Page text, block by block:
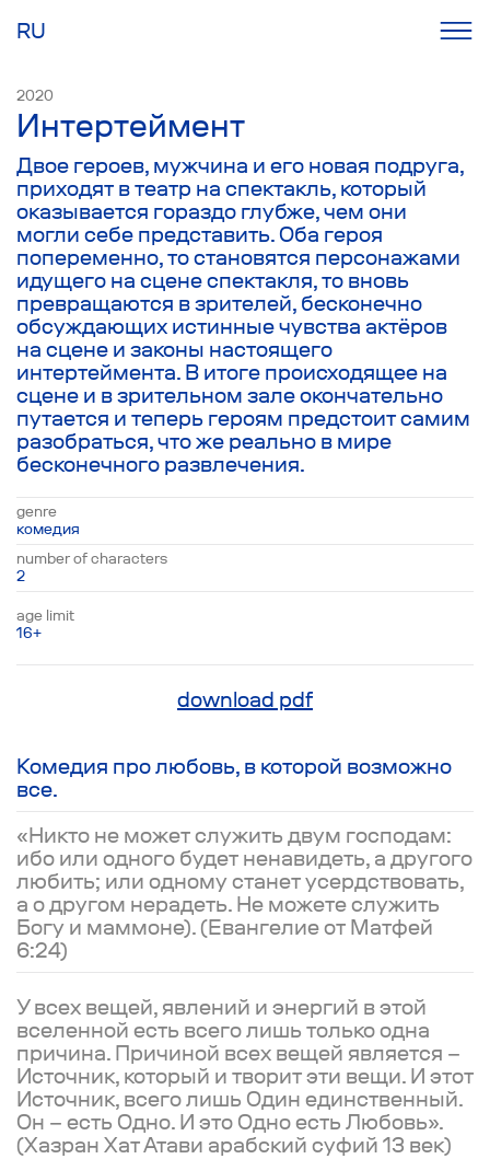
RU
Интертеймент
2020
Двое героев, мужчина и его новая подруга,
приходят в театр на спектакль, который
оказывается гораздо глубже, чем они
могли себе представить. Оба героя
попеременно, то становятся персонажами
идущего на сцене спектакля, то вновь
превращаются в зрителей, бесконечно
обсуждающих истинные чувства актёров
на сцене и законы настоящего
интертеймента. В итоге происходящее на
сцене и в зрительном зале окончательно
путается и теперь героям предстоит самим
разобраться, что же реально в мире
бесконечного развлечения.
genre
комедия
number of characters
2
age limit
16+
download pdf
Комедия про любовь, в которой возможно
все.
«Никто не может служить двум господам:
ибо или одного будет ненавидеть, а другого
любить; или одному станет усердствовать,
а о другом нерадеть. Не можете служить
Богу и маммоне). (Евангелие от Матфей
6:24)
У всех вещей, явлений и энергий в этой
вселенной есть всего лишь только одна
причина. Причиной всех вещей является –
Источник, который и творит эти вещи. И этот
Источник, всего лишь Один единственный.
Он – есть Одно. И это Одно есть Любовь».
(Хазран Хат Атави арабский суфий 13 век)